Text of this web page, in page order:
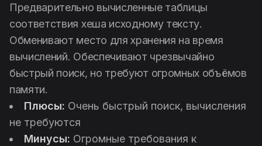
Предварительно вычисленные таблицы
соответствия хеша исходному тексту.
Обменивают место для хранения на время
вычислений. Обеспечивают чрезвычайно
быстрый поиск, но требуют огромных объёмов
памяти.
Плюсы: Очень быстрый поиск, вычисления
не требуются
Минусы: Огромные требования к